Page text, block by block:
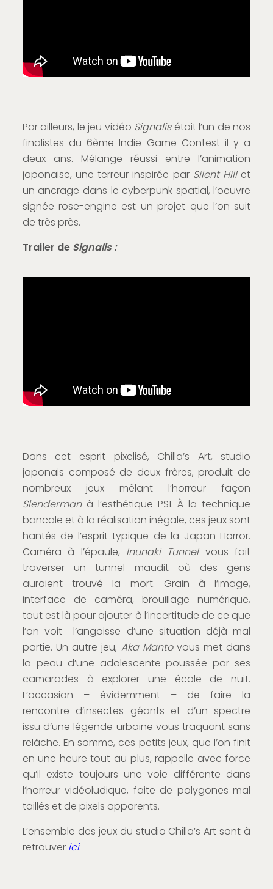
Par ailleurs, le jeu vidéo Signalis était l’un de nos
finalistes du 6ème Indie Game Contest il y a
deux ans. Mélange réussi entre l’animation
japonaise, une terreur inspirée par Silent Hillet
un ancrage dans le cyberpunk spatial, l’oeuvre
signée rose-engine est un projet que l’on suit
de très près.
Trailer de Signalis :
Dans cet esprit pixelisé, Chilla’s Art, studio
japonais composé de deux frères, produit de
nombreux jeux mêlant l’horreur façon
Slenderman à l’esthétique PS1. À la technique
bancale et à la réalisation inégale, ces jeux sont
hantés de l’esprit typique de la Japan Horror.
Caméra à l’épaule, Inunaki Tunnel vous fait
traverser un tunnel maudit où des gens
auraient trouvé la mort. Grain à l’image,
interface de caméra, brouillage numérique,
tout est là pour ajouter à l’incertitude de ce que
l’on voit l’angoisse d’une situation déjà mal
partie. Un autre jeu, Aka Mantovous met dans
la peau d’une adolescente poussée par ses
camarades à explorer une école de nuit.
L’occasion – évidemment – de faire la
rencontre d’insectes géants et d’un spectre
issu d’une légende urbaine vous traquant sans
relâche. En somme, ces petits jeux, que l’on finit
en une heure tout au plus, rappelle avec force
qu’il existe toujours une voie différente dans
l’horreur vidéoludique, faite de polygones mal
taillés et de pixels apparents.
L’ensemble des jeux du studio Chilla’s Art sont à
retrouver ici.